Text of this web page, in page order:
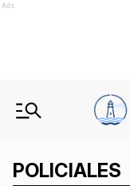
Ads
POLICIALES